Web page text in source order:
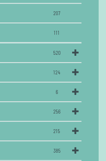
207
111
520
124
6
256
215
385